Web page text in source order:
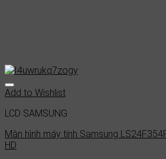
Add to Wishlist
LCD SAMSUNG
Màn hình máy tính Samsung
HD